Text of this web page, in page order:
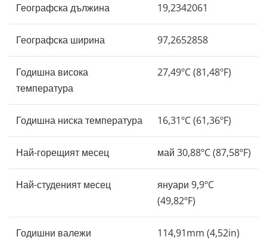
Географска дължина 19,2342061
Географска ширина 97,2652858
Годишна висока
температура
27,49ºC (81,48ºF)
Годишна ниска температура 16,31ºC (61,36ºF)
Най-горещият месец май 30,88ºC (87,58ºF)
Най-студеният месец
януари 9,9ºC
(49,82ºF)
Годишни валежи 114,91mm (4,52in)